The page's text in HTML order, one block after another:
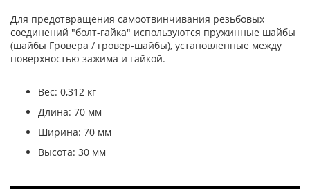
Для предотвращения самоотвинчивания резьбовых
соединений "болт-гайка" используются пружинные шайбы
(шайбы Гровера / гровер-шайбы), установленные между
поверхностью зажима и гайкой.
Вес: 0,312 кг
Длина: 70 мм
Ширина: 70 мм
Высота: 30 мм